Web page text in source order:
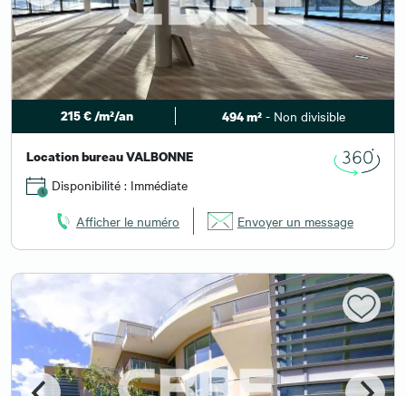
215 € /m²/an 494 m² - Non divisible
Location bureau VALBONNE
Disponibilité : Immédiate
Afficher le numéro Envoyer un message